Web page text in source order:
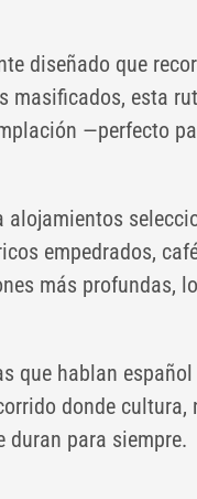
diseñado que
masificados, esta
—perfecto
empedrados,
más profundas,
que hablan
donde cultura,
duran para siempre.